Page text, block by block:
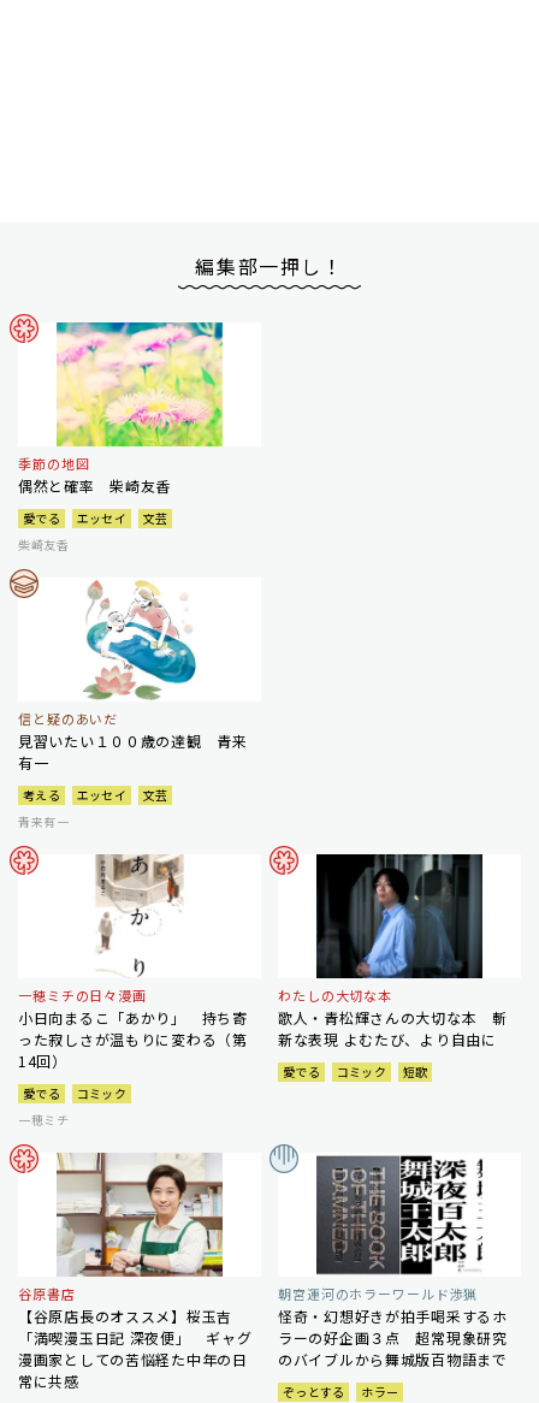
編集部一押し！
季節の地図
偶然と確率 柴崎友香
愛でる エッセイ
文芸
柴崎友香
信と疑のあいだ
見習いたい１００歳の達観 青来
有一
考える エッセイ
文芸
青来有一
一穂ミチの日々漫画
小日向まるこ「あかり」 持ち寄
った寂しさが温もりに変わる（第
14回）
愛でる
コミック
一穂ミチ
わたしの大切な本
歌人・青松輝さんの大切な本 斬
新な表現 よむたび、より自由に
愛でる コミック 短歌
谷原書店
【谷原店長のオススメ】桜玉吉
「満喫漫玉日記 深夜便」 ギャグ
漫画家としての苦悩経た中年の日
常に共感
朝宮運河のホラーワールド渉猟
怪奇・幻想好きが拍手喝采するホ
ラーの好企画３点 超常現象研究
のバイブルから舞城版百物語まで
ぞっとする
ホラー